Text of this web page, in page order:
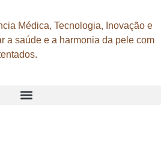
Médica, Tecnologia, Inovação e
a saúde e a harmonia da pele com